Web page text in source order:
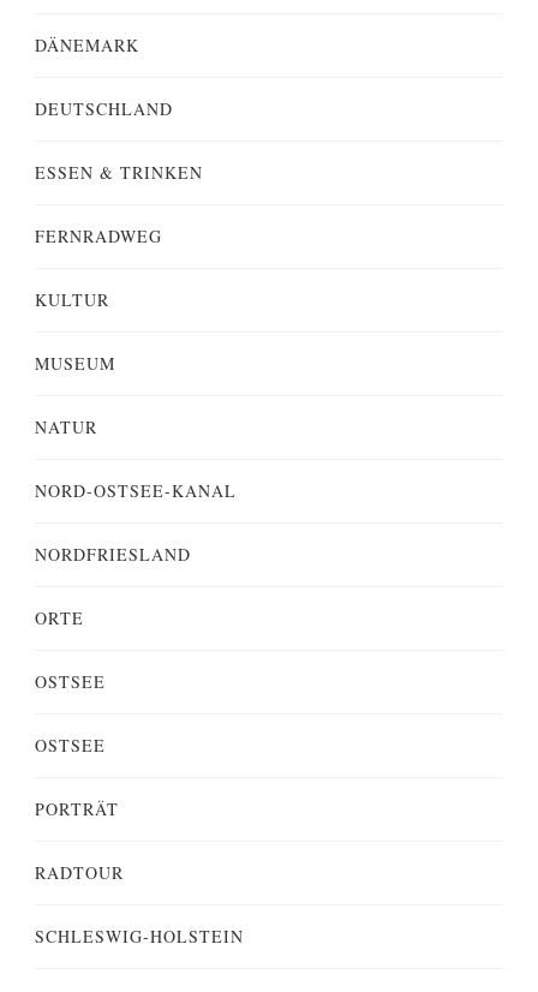
DÄNEMARK
DEUTSCHLAND
ESSEN & TRINKEN
FERNRADWEG
KULTUR
MUSEUM
NATUR
NORD-OSTSEE-KANAL
NORDFRIESLAND
ORTE
OSTSEE
OSTSEE
PORTRÄT
RADTOUR
SCHLESWIG-HOLSTEIN